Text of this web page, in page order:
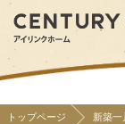
トップページ 新築一